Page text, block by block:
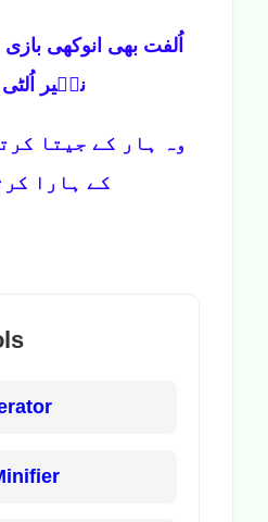
اُلفت بھی انوکھی
نصؔیر اُلٹی
وہ ہار کے جیتا
کے ہارا